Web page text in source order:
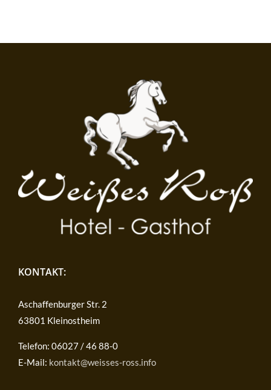
KONTAKT:
Aschaffenburger Str. 2
63801 Kleinostheim
Telefon: 06027 / 46 88-0
E-Mail: kontakt@weisses-ross.info